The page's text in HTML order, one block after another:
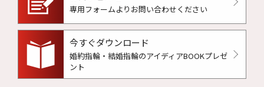
専用フォームよりお問い合わせください
今すぐダウンロード
婚約指輪・結婚指輪のアイディアBOOKプレゼ
ント